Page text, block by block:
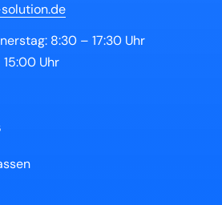
8:30 – 17:30 Uhr
Uhr